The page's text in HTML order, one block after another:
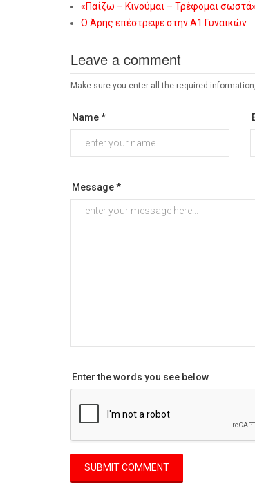
«Παίζω – Κινούμαι – Τρέφομαι σωστά»
Ο Άρης επέστρεψε στην Α1 Γυναικών
Leave a comment
Make sure you enter all the required
Name *
Message *
Enter the words you see below